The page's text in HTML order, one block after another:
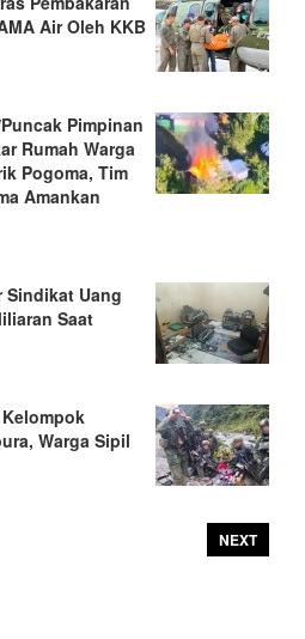
Air Oleh KKB
Pimpinan
Rumah Warga
Pogoma, Tim
Amankan
Sindikat Uang
Saat
Warga Sipil
NEXT